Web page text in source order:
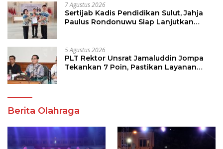
7 Agustus 2026
Sertijab Kadis Pendidikan Sulut, Jahja
Paulus Rondonuwu Siap Lanjutkan
5 Agustus 2026
PLT Rektor Unsrat Jamaluddin Jompa
Tekankan 7 Poin, Pastikan Layanan
Berita Olahraga